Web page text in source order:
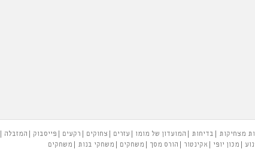
מצחיקות בדיחות המועדון של מומו עזרים צחוקים רקעים פייסבוק המזבלה
מכון יופי אקינטור הורס מסך משחקים משחקי בנות משחקים